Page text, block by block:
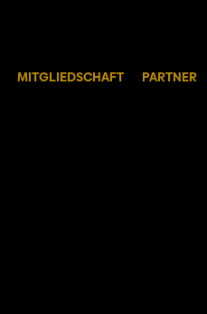
MITGLIEDSCHAFT PARTNER